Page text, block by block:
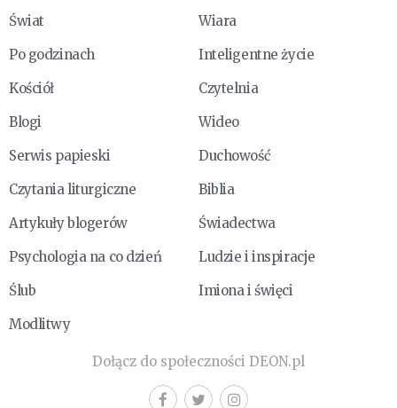
Świat
Wiara
Po godzinach
Inteligentne życie
Kościół
Czytelnia
Blogi
Wideo
Serwis papieski
Duchowość
Czytania liturgiczne
Biblia
Artykuły blogerów
Świadectwa
Psychologia na co dzień
Ludzie i inspiracje
Ślub
Imiona i święci
Modlitwy
Dołącz do społeczności DEON.pl